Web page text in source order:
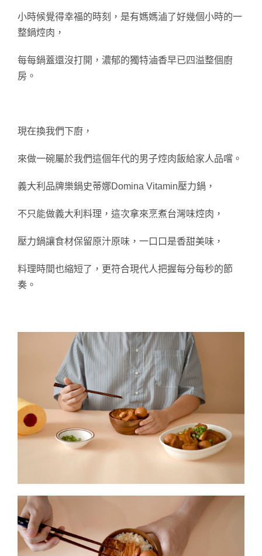
小時候覺得幸福的時刻，是有媽媽滷了好幾個小時的一
整鍋焢肉，
每每鍋蓋還沒打開，濃郁的獨特滷香早已四溢整個廚
房。
現在換我們下廚，
來做一碗屬於我們這個年代的男子焢肉飯給家人品嚐。
義大利品牌樂鍋史蒂娜Domina Vitamin壓力鍋，
不只能做義大利料理，這次拿來烹煮台灣味焢肉，
壓力鍋讓食材保留原汁原味，一口口是香甜美味，
料理時間也縮短了，更符合現代人把握每分每秒的節
奏。